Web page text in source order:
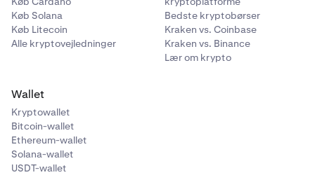
Køb Solana
Køb Litecoin
Alle kryptovejledninger
Bedste kryptobørser
Kraken vs. Coinbase
Kraken vs. Binance
Lær om krypto
Wallet
Kryptowallet
Bitcoin-wallet
Ethereum-wallet
Solana-wallet
USDT-wallet